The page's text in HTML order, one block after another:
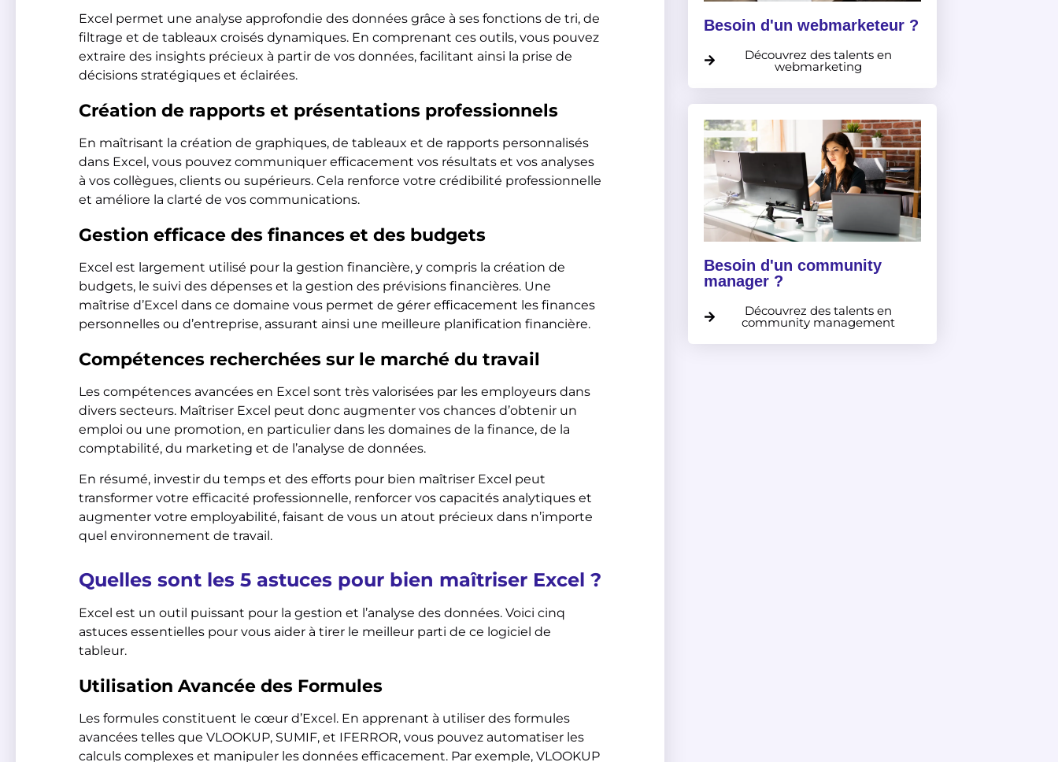
Excel permet une analyse approfondie des données grâce à ses fonctions de tri, de
filtrage et de tableaux croisés dynamiques. En comprenant ces outils, vous pouvez
extraire des insights précieux à partir de vos données, facilitant ainsi la prise de
décisions stratégiques et éclairées.
Création de rapports et présentations professionnels
En maîtrisant la création de graphiques, de tableaux et de rapports personnalisés
dans Excel, vous pouvez communiquer efficacement vos résultats et vos analyses
à vos collègues, clients ou supérieurs. Cela renforce votre crédibilité professionnelle
et améliore la clarté de vos communications.
Gestion efficace des finances et des budgets
Excel est largement utilisé pour la gestion financière, y compris la création de
budgets, le suivi des dépenses et la gestion des prévisions financières. Une
maîtrise d’Excel dans ce domaine vous permet de gérer efficacement les finances
personnelles ou d’entreprise, assurant ainsi une meilleure planification financière.
Compétences recherchées sur le marché du travail
Les compétences avancées en Excel sont très valorisées par les employeurs dans
divers secteurs. Maîtriser Excel peut donc augmenter vos chances d’obtenir un
emploi ou une promotion, en particulier dans les domaines de la finance, de la
comptabilité, du marketing et de l’analyse de données.
En résumé, investir du temps et des efforts pour bien maîtriser Excel peut
transformer votre efficacité professionnelle, renforcer vos capacités analytiques et
augmenter votre employabilité, faisant de vous un atout précieux dans n’importe
quel environnement de travail.
Quelles sont les 5 astuces pour bien maîtriser Excel ?
Excel est un outil puissant pour la gestion et l’analyse des données. Voici cinq
astuces essentielles pour vous aider à tirer le meilleur parti de ce logiciel de
tableur.
Utilisation Avancée des Formules
Les formules constituent le cœur d’Excel. En apprenant à utiliser des formules
avancées telles que VLOOKUP, SUMIF, et IFERROR, vous pouvez automatiser les
calculs complexes et manipuler les données efficacement. Par exemple, VLOOKUP
Besoin d'un webmarketeur ?
Découvrez des talents en
webmarketing
Besoin d'un community
manager ?
Découvrez des talents en
community management